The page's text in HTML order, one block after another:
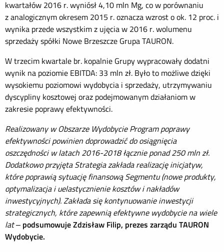
kwartałów 2016 r. wyniósł 4,10 mln Mg, co w porównaniu
z analogicznym okresem 2015 r. oznacza wzrost o ok. 12 proc. i
wynika przede wszystkim z ujęcia w 2016 r. wolumenu
sprzedaży spółki Nowe Brzeszcze Grupa TAURON.
W trzecim kwartale br. kopalnie Grupy wypracowały dodatni
wynik na poziomie EBITDA: 33 mln zł. Było to możliwe dzięki
wysokiemu poziomowi wydobycia i sprzedaży, utrzymywaniu
dyscypliny kosztowej oraz podejmowanym działaniom w
zakresie poprawy efektywności.
Realizowany w Obszarze Wydobycie Program poprawy
efektywności powinien doprowadzić do osiągnięcia
oszczędności w latach 2016-2018 łącznie ponad 250 mln zł.
Dodatkowo przyjęta Strategia zakłada realizację inicjatyw,
które poprawią sytuację finansową Segmentu (nowe produkty,
optymalizacja i uelastycznienie kosztów i nakładów
inwestycyjnych). Zakłada się kontynuowanie inwestycji
strategicznych, które zapewnią efektywne wydobycie na wiele
lat– podsumowuje Zdzisław Filip, prezes zarządu TAURON
Wydobycie.